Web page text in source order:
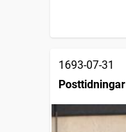
1693-07-31
Posttidningar